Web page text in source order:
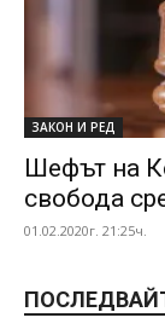
ЗАКОН И РЕД
Шефът на
свобода
01.02.2020г. 21:25ч.